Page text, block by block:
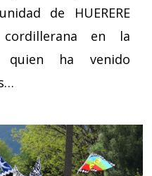
de HUERERE
en la
quien ha venido